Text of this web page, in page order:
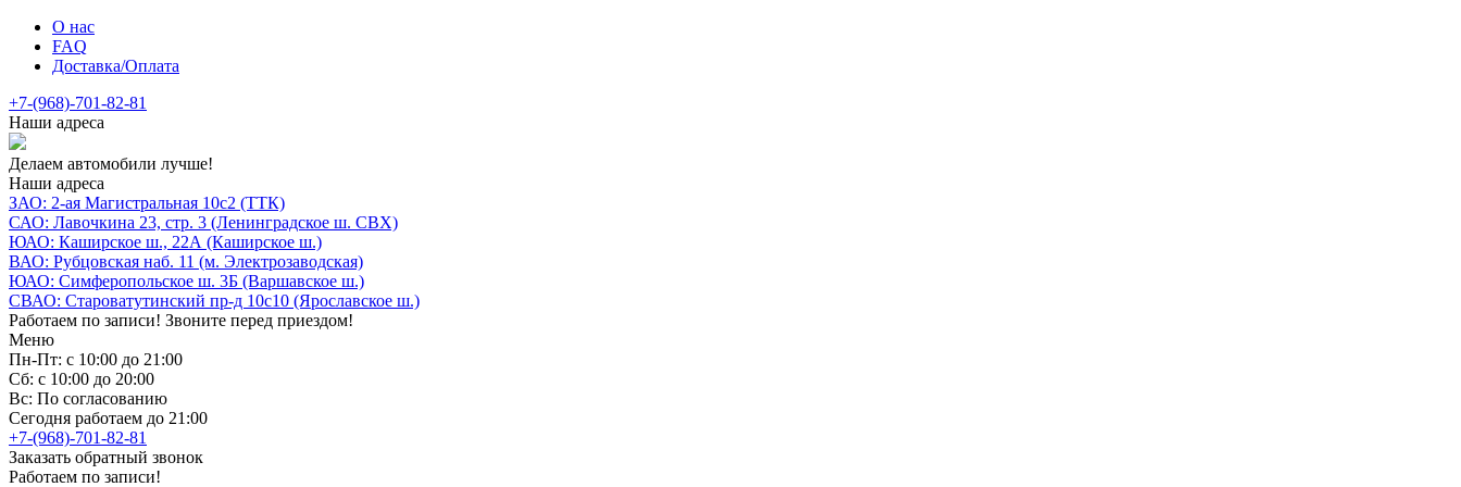
О нас
FAQ
Доставка/Оплата
+7-(968)-701-82-81
Наши адреса
Делаем автомобили лучше!
Наши адреса
ЗАО: 2-ая Магистральная 10с2 (ТТК)
САО: Лавочкина 23, стр. 3 (Ленинградское ш. СВХ)
ЮАО: Каширское ш., 22А (Каширское ш.)
ВАО: Рубцовская наб. 11 (м. Электрозаводская)
ЮАО: Симферопольское ш. 3Б (Варшавское ш.)
СВАО: Староватутинский пр-д 10с10 (Ярославское ш.)
Работаем по записи! Звоните перед приездом!
Меню
Пн-Пт: с 10:00 до 21:00
Сб: с 10:00 до 20:00
Вс: По согласованию
Сегодня работаем до 21:00
+7-(968)-701-82-81
Заказать обратный звонок
Работаем по записи!